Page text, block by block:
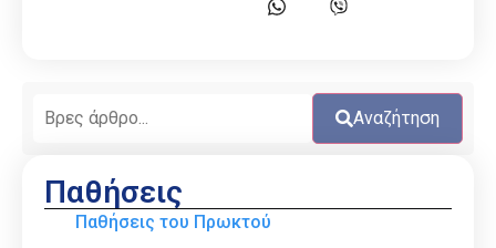
Αναζήτηση
Παθήσεις
Παθήσεις του Πρωκτού